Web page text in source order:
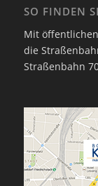
SO FINDEN
Mit
die
Straßenbahn